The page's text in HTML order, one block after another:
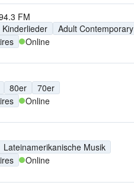
FM
Kinderlieder Adult Contemporary
Online
80er
70er
Online
Lateinamerikanische Musik
Online